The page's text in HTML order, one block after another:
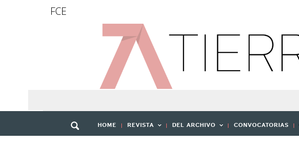
FCE
HOME REVISTA DEL ARCHIVO CONVOCATORIAS